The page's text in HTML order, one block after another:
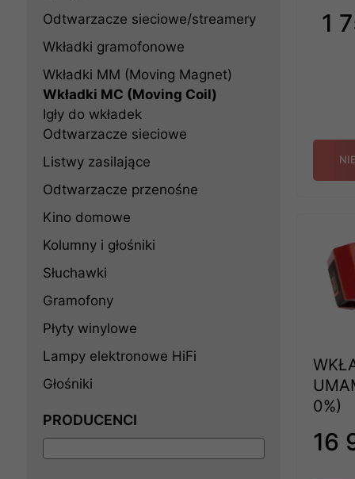
Odtwarzacze sieciowe/streamery
Wkładki gramofonowe
Wkładki MM (Moving Magnet)
Wkładki MC (Moving Coil)
Igły do wkładek
Odtwarzacze sieciowe
Listwy zasilające
Odtwarzacze przenośne
Kino domowe
Kolumny i głośniki
Słuchawki
Gramofony
Płyty winylowe
Lampy elektronowe HiFi
Głośniki
PRODUCENCI
1
0%)
16